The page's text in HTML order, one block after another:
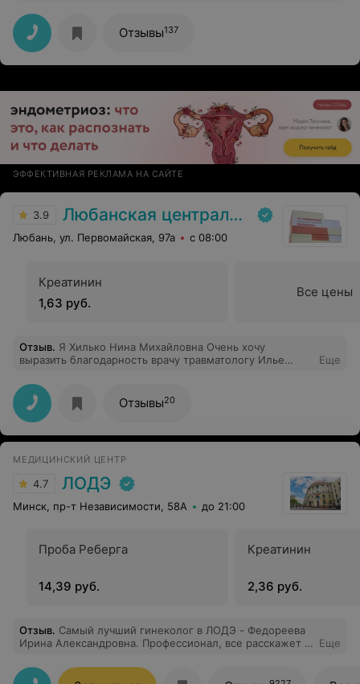
Отзывы137
ЭФФЕКТИВНАЯ РЕКЛАМА НА САЙТЕ
3.9 Любанская центральная районная больница
Любань, ул. Первомайская, 97а с 08:00
Креатинин
1,63 руб.
Все цены
Отзыв. Я Хилько Нина Михайловна Очень хочу
выразить благодарность врачу травматологу Илье
Александровне.За профессионализм, чуткость и
неравнодушное отношение к пациентам ♥️
Еще
Отзывы20
МЕДИЦИНСКИЙ ЦЕНТР
4.7 ЛОДЭ
Минск, пр-т Независимости, 58А до 21:00
Проба Реберга
14,39 руб.
Креатинин
2,36 руб.
Отзыв. Самый лучший гинеколог в ЛОДЭ - Федореева
Ирина Александровна. Профессионал, все расскажет и
к ней несколько лет, очень довольна.
Еще